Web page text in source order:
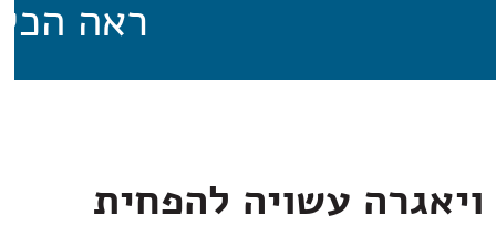
ראה
עשויה להפחית